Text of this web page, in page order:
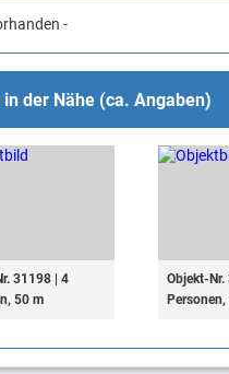
-
der Nähe (ca. Angaben)
31198 | 4
50 m
Objekt-